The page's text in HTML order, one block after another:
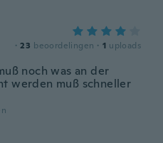
· 23 beoordelingen · 1 uploads
noch was an der
werden muß schneller